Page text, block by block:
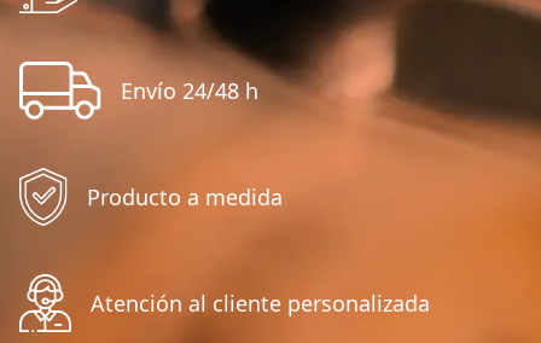
Envío 24/48 h
Producto a medida
Atención al cliente personalizada